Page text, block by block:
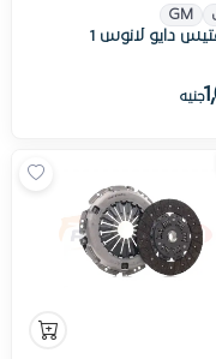
GM
دايو لانوس 1
جنيه